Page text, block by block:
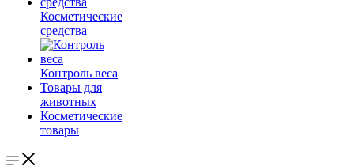
Косметические
средства
Контроль веса
Товары для
животных
Косметические
товары